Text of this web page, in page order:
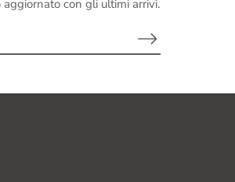
aggiornato con gli ultimi arrivi.